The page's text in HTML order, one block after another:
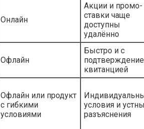
Онлайн
Акции и промо-
ставки чаще
доступны
удалённо
Офлайн
Быстро и с
квитанцией
Офлайн или продукт
с гибкими
условиями
условия и
разъяснения